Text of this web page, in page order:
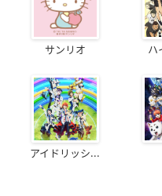
サンリオ ハ
アイドリッシ...